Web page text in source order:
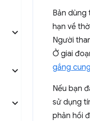
Bản dùng
hạn về
Người
Ở giai
gắng
Nếu bạn
sử dụng
phản hồi